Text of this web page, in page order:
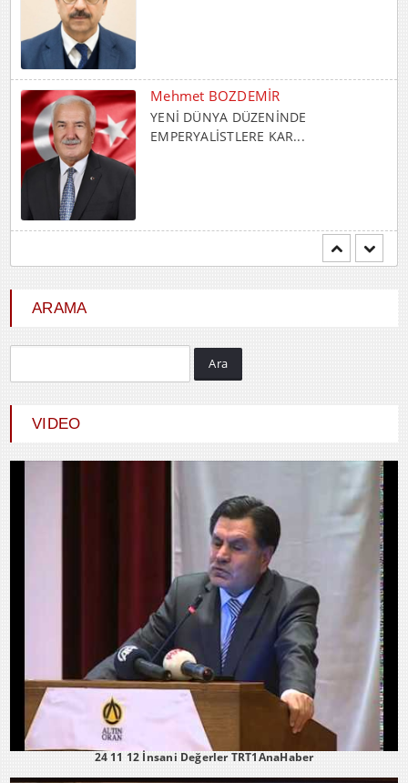
Mehmet BOZDEMİR
YENİ DÜNYA DÜZENİNDE
EMPERYALİSTLERE KAR...
SEVGİ VE AŞK
ARAMA
Ara
VIDEO
24 11 12 İnsani Değerler TRT1AnaHaber